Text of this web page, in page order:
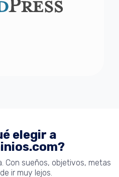
elegir a
Con sueños, objetivos, metas
ir muy lejos.